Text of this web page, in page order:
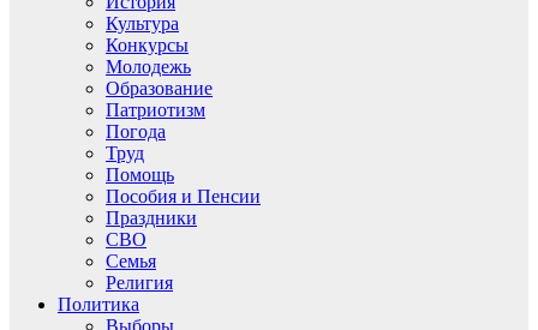
Культура
Конкурсы
Молодежь
Образование
Патриотизм
Погода
Труд
Помощь
Пособия и Пенсии
Праздники
СВО
Семья
Религия
Политика
Выборы